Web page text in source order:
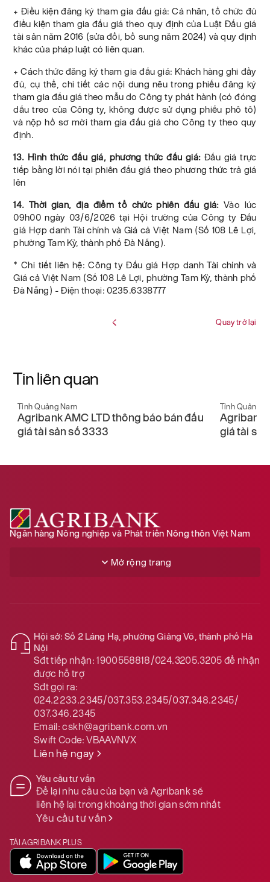
+ Điều kiện đăng ký tham gia đấu giá: Cá nhân, tổ chức đủ
điều kiện tham gia đấu giá theo quy định của Luật Đấu giá
tài sản năm 2016 (sửa đổi, bổ sung năm 2024) và quy định
khác của pháp luật có liên quan.
+ Cách thức đăng ký tham gia đấu giá: Khách hàng ghi đầy
đủ, cụ thể, chi tiết các nội dung nêu trong phiếu đăng ký
tham gia đấu giá theo mẫu do Công ty phát hành (có đóng
dấu treo của Công ty, không được sử dụng phiếu phô tô)
và nộp hồ sơ mời tham gia đấu giá cho Công ty theo quy
định.
13. Hình thức đấu giá, phương thức đấu giá: Đấu giá trực
tiếp bằng lời nói tại phiên đấu giá theo phương thức trả giá
lên
14. Thời gian, địa điểm tổ chức phiên đấu giá: Vào lúc
09h00 ngày 03/6/2026 tại Hội trường của Công ty Đấu
giá Hợp danh Tài chính và Giá cả Việt Nam (Số 108 Lê Lợi,
phường Tam Kỳ, thành phố Đà Nẵng).
* Chi tiết liên hệ: Công ty Đấu giá Hợp danh Tài chính và
Giá cả Việt Nam (Số 108 Lê Lợi, phường Tam Kỳ, thành phố
Đà Nẵng) - Điện thoại: 0235.6338777
Quay trở lại
Tin liên quan
Tỉnh Quảng Nam
Agribank AMC LTD thông báo bán đấu
giá tài sản số 3333
Tỉnh Quảng
Agribank
giá tài
Ngân hàng Nông nghiệp và Phát triển Nông thôn Việt Nam
Mở rộng trang
Hội sở: Số 2 Láng Hạ, phường Giảng Võ, thành phố Hà
Nội
Sđt tiếp nhận: 1900558818/024.3205.3205để nhận
được hỗ trợ
Sđt gọi ra:
024.2233.2345/037.353.2345/037.348.2345/
037.346.2345
Email:cskh@agribank.com.vn
Swift Code:VBAAVNVX
Liên hệ ngay
Yêu cầu tư vấn
Để lại nhu cầu của bạn và Agribank sẽ
liên hệ lại trong khoảng thời gian sớm nhất
Yêu cầu tư vấn
TẢI AGRIBANK PLUS